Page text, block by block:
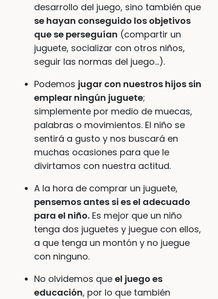
desarrollo del juego, sino también que
se hayan conseguido los objetivos
que se perseguían (compartir un
juguete, socializar con otros niños,
seguir las normas del juego…).
Podemos jugar con nuestros hijos sin
emplear ningún juguete;
simplemente por medio de muecas,
palabras o movimientos. El niño se
sentirá a gusto y nos buscará en
muchas ocasiones para que le
divirtamos con nuestra actitud.
A la hora de comprar un juguete,
pensemos antes si es el adecuado
para el niño. Es mejor que un niño
tenga dos juguetes y juegue con ellos,
a que tenga un montón y no juegue
con ninguno.
No olvidemos que el juego es
educación, por lo que también